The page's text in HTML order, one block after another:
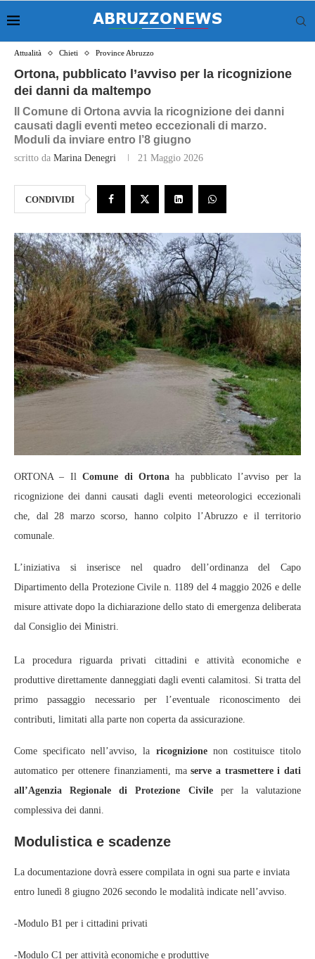
Attualità Chieti Province Abruzzo
Ortona, pubblicato l’avviso per la ricognizione
dei danni da maltempo
Il Comune di Ortona avvia la ricognizione dei danni
causati dagli eventi meteo eccezionali di marzo.
Moduli da inviare entro l’8 giugno
scritto da Marina Denegri 21 Maggio 2026
CONDIVIDI
ORTONA – IlComune di Ortona ha pubblicato l’avviso per la
ricognizione dei danni causati dagli eventi meteorologici eccezionali
che, dal 28 marzo scorso, hanno colpito l’Abruzzo e il territorio
comunale.
L’iniziativa si inserisce nel quadro dell’ordinanza del Capo
Dipartimento della Protezione Civile n. 1189 del 4 maggio 2026 e delle
misure attivate dopo la dichiarazione dello stato di emergenza deliberata
dal Consiglio dei Ministri.
La procedura riguarda privati cittadini e attività economiche e
produttive direttamente danneggiati dagli eventi calamitosi. Si tratta del
primo passaggio necessario per l’eventuale riconoscimento dei
contributi, limitati alla parte non coperta da assicurazione.
Come specificato nell’avviso, la ricognizionenon costituisce titolo
automatico per ottenere finanziamenti, maserve a trasmettere i dati
all’Agenzia Regionale di Protezione Civileper la valutazione
complessiva dei danni.
Modulistica e scadenze
La documentazione dovrà essere compilata in ogni sua parte e inviata
entro lunedì 8 giugno 2026 secondo le modalità indicate nell’avviso.
-Modulo B1 per i cittadini privati
-Modulo C1 per attività economiche e produttive